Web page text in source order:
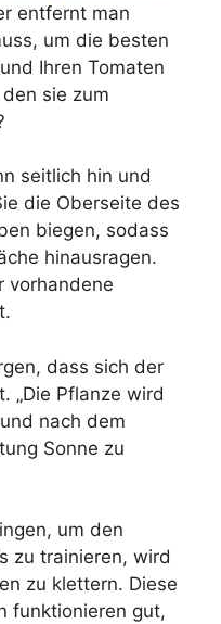
entfernt man
um die besten
Ihren Tomaten
sie zum
seitlich hin und
die Oberseite des
biegen, sodass
hinausragen.
vorhandene
dass sich der
„Die Pflanze wird
nach dem
Sonne zu
um den
zu trainieren, wird
zu klettern. Diese
funktionieren gut,